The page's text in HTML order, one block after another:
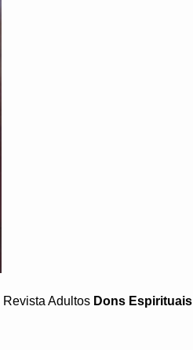
Adultos Dons Espirituais